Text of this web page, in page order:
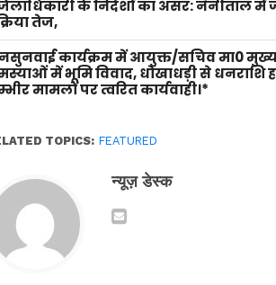
के निर्देशों का असर: नैनीताल में
तेज,
कार्यक्रम में आयुक्त/सचिव मा0
में भूमि विवाद, धोखाधड़ी से धनराशि
मामलों पर त्वरित कार्यवाही।*
TOPICS: FEATURED
न्यूज़ डेस्क